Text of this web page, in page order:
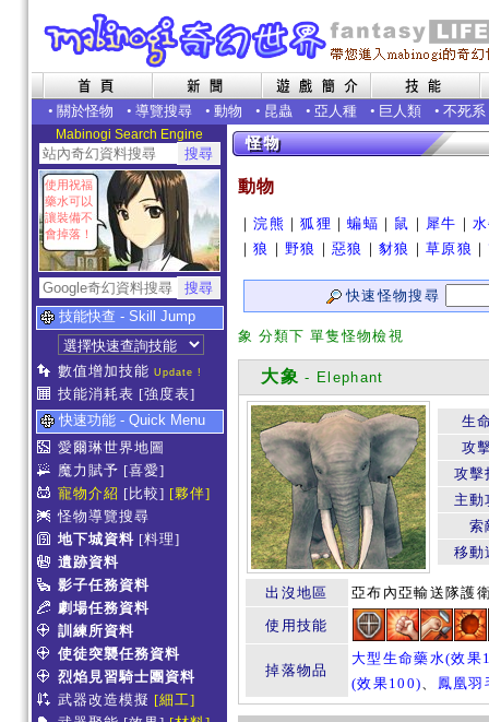
• 關於怪物 • 導覽搜尋 • 動物 • 昆蟲 • 亞人種 • 巨人類 • 不死系
Mabinogi Search Engine
使用祝福
藥水可以
讓裝備不
會掉落！
技能快查 - Skill Jump
數值增加技能 Update !
技能消耗表 [強度表]
快速功能 - Quick Menu
愛爾琳世界地圖
魔力賦予 [喜愛]
寵物介紹 [比較] [夥伴]
怪物導覽搜尋
地下城資料 [料理]
遺跡資料
影子任務資料
劇場任務資料
訓練所資料
使徒突襲任務資料
烈焰見習騎士團資料
武器改造模擬 [細工]
動物
｜浣熊 ｜狐狸 ｜蝙蝠 ｜ 鼠 ｜ 犀牛 ｜
｜狼 ｜野狼 ｜惡狼 ｜豺狼 ｜草原狼 ｜
快速怪物搜尋
象 分類下 單隻怪物檢視
大象 - Elephant
生
攻
攻擊
主動
索
移動
出沒地區
亞布內亞輸送隊護
使用技能
掉落物品
大型生命藥水(效果
(效果100)、 鳳凰羽